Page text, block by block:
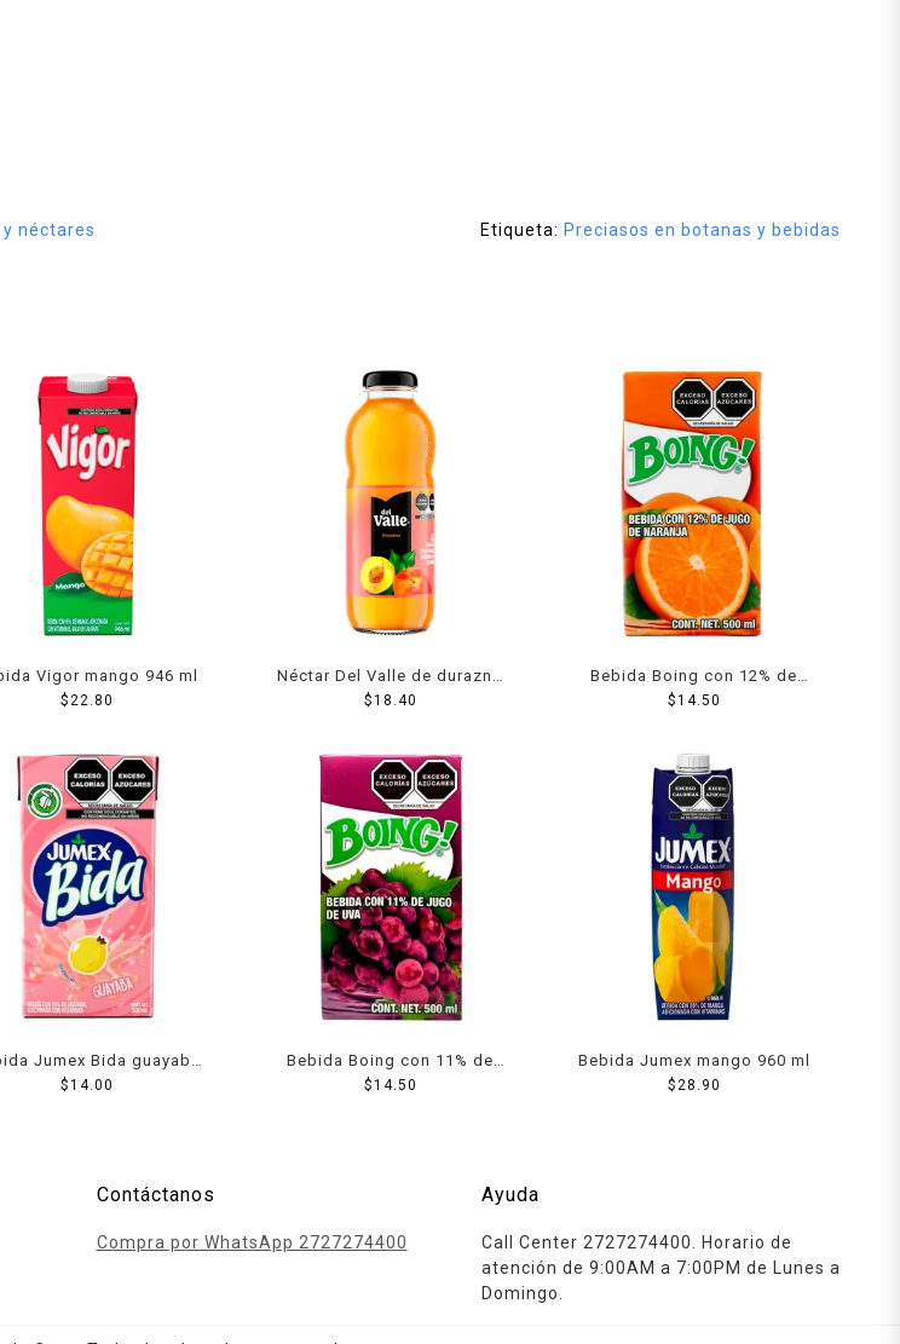
néctares Etiqueta: Preciasos en botanas y bebidas
Vigor mango 946 ml
$22.80
Néctar Del Valle de durazno
413 ml
$18.40
Bebida Boing con 12% de
jugo de naranja 500 ml
$14.50
Jumex Bida guayaba
500 ml
$14.00
Bebida Boing con 11% de
jugo de uva 500 ml
$14.50
Bebida Jumex mango 960 ml
$ 28.90
Contáctanos
Compra por WhatsApp 2727274400
Ayuda
Call Center 2727274400. Horario de
atención de 9:00AM a 7:00PM de Lunes a
Domingo.